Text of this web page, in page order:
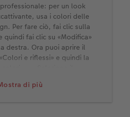
di più
per un look
usa i colori delle
Per fare ciò, fai clic sulla
quindi fai clic su «Modifica»
destra. Ora puoi aprire il
e riflessi» e quindi la
desideri utilizzare per la clip